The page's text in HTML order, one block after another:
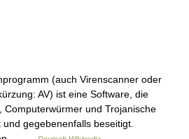
(auch Virenscanner oder
AV) ist eine Software, die
Computerwürmer und Trojanische
gegebenenfalls beseitigt.